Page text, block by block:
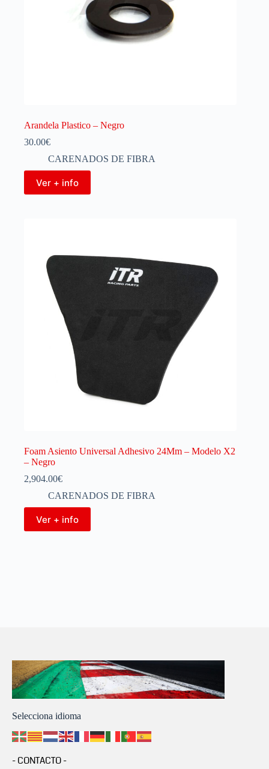
Arandela Plastico – Negro
30.00€
CARENADOS DE FIBRA
Ver + info
Foam Asiento Universal Adhesivo 24Mm – Modelo X2
– Negro
2,904.00€
CARENADOS DE FIBRA
Ver + info
Selecciona idioma
- CONTACTO -